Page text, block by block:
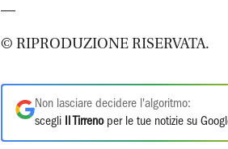
—
© RIPRODUZIONE RISERVATA.
Non lasciare decidere l'algoritmo:
scegli
Il Tirrenoper le tue notizie su